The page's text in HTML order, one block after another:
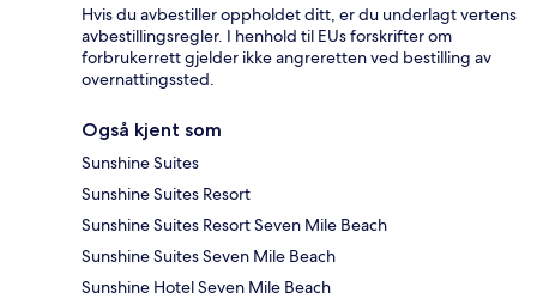
Hvis du avbestiller oppholdet ditt, er du underlagt vertens
avbestillingsregler. I henhold til EUs forskrifter om
forbrukerrett gjelder ikke angreretten ved bestilling av
overnattingssted.
Også kjent som
Sunshine Suites
Sunshine Suites Resort
Sunshine Suites Resort Seven Mile Beach
Sunshine Suites Seven Mile Beach
Sunshine Hotel Seven Mile Beach